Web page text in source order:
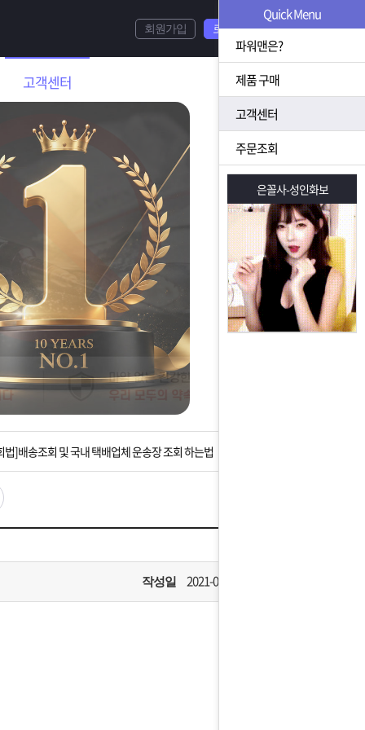
고객센터
회원가입 로그인
상황을 대비해 꼭 입금후 고객센터 연락바랍니다.
연휴 배송 및 휴무 안내
]배송조회 및 국내 택배업체 운송장 조회 하는법
고객 앱설치 가능합니다.
안내] 집 밖에 주소로 택배 받기
작성일 2021-03-02
Quick Menu
파워맨은?
제품 구매
고객센터
주문조회
은꼴사-성인화보 은꼴사-성인화보